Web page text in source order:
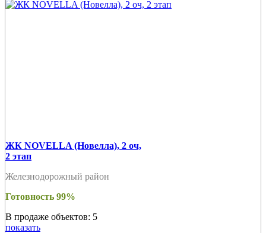
ЖК NOVELLA (Новелла), 2 оч,
2 этап
Железнодорожный район
Готовность 99%
В продаже объектов: 5
показать